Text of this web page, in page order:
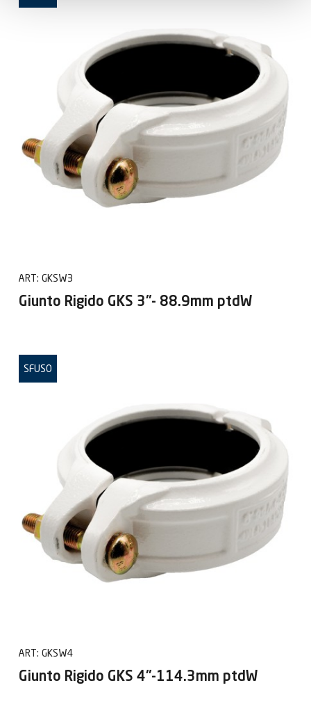
ART: GKSW3
Giunto Rigido GKS 3"- 88.9mm ptdW
ART: GKSW4
Giunto Rigido GKS 4"-114.3mm ptdW
SFUSO